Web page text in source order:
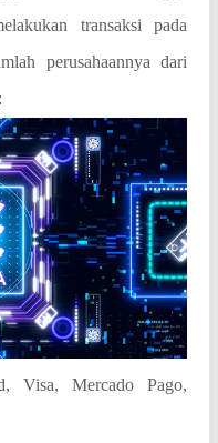
transaksi pada
perusahaannya dari
Visa, Mercado Pago,